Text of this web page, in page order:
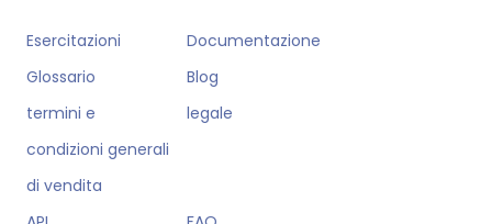
Esercitazioni
Documentazione
Glossario
Blog
termini e
condizioni generali
di vendita
legale